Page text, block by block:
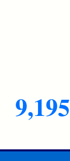
9,195